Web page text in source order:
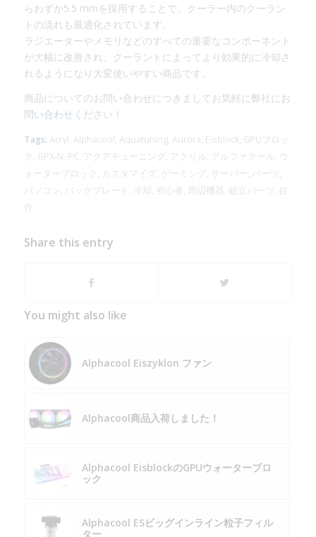
らわずか5.5 mmを採用することで、クーラー内のクーラン
トの流れも最適化されています。
ラジエーターやメモリなどのすべての重要なコンポーネント
が大幅に改善され、クーラントによってより効果的に冷却さ
れるようになり大変使いやすい商品です。
商品についてのお問い合わせにつきましてお気軽に弊社に お
問い合わせ ください！
Tags: Acryl, Alphacool, Aquatuning, Aurora, Eisblock, GPUブロッ
ク , GPX-N, PC, アクアチューニング , アクリル, アルファクール, ウ
ォーターブロック , カスタマイズ, ゲーミング , サーバー , パーツ,
パソコン, バックプレート , 冷却, 初心者 , 周辺機器, 組立パーツ, 自
作
Share this entry
You might also like
Alphacool Eiszyklon ファン
Alphacool商品入荷しました！
Alphacool EisblockのGPUウォーターブロ
ック
Alphacool ESビッグインライン粒子フィル
ター